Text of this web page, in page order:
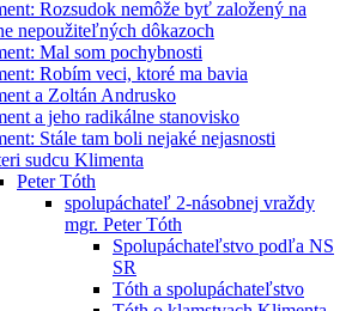
Rozsudok nemôže byť založený na
nepoužiteľných dôkazoch
Mal som pochybnosti
Robím veci, ktoré ma bavia
a Zoltán Andrusko
a jeho radikálne stanovisko
Stále tam boli nejaké nejasnosti
sudcu Klimenta
Peter Tóth
spolupáchateľ 2-násobnej vraždy
mgr. Peter Tóth
Spolupáchateľstvo podľa NS
SR
Tóth a spolupáchateľstvo